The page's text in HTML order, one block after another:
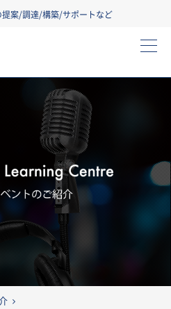
案/調達/構築/サポートなど